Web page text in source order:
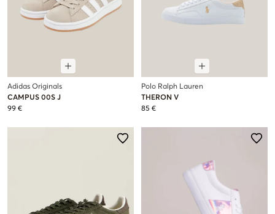
Adidas Originals
CAMPUS 00S J
99 €
Polo Ralph Lauren
THERON V
85 €